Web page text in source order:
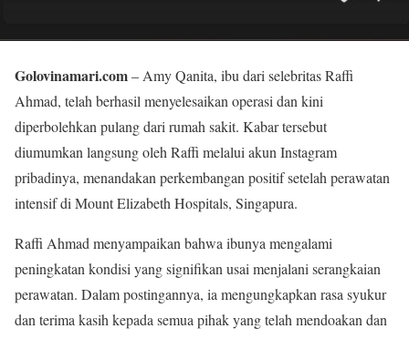
Golovinamari.com– Amy Qanita, ibu dari selebritas Raffi
Ahmad, telah berhasil menyelesaikan operasi dan kini
diperbolehkan pulang dari rumah sakit. Kabar tersebut
diumumkan langsung oleh Raffi melalui akun Instagram
pribadinya, menandakan perkembangan positif setelah perawatan
intensif di Mount Elizabeth Hospitals, Singapura.
Raffi Ahmad menyampaikan bahwa ibunya mengalami
peningkatan kondisi yang signifikan usai menjalani serangkaian
perawatan. Dalam postingannya, ia mengungkapkan rasa syukur
dan terima kasih kepada semua pihak yang telah mendoakan dan